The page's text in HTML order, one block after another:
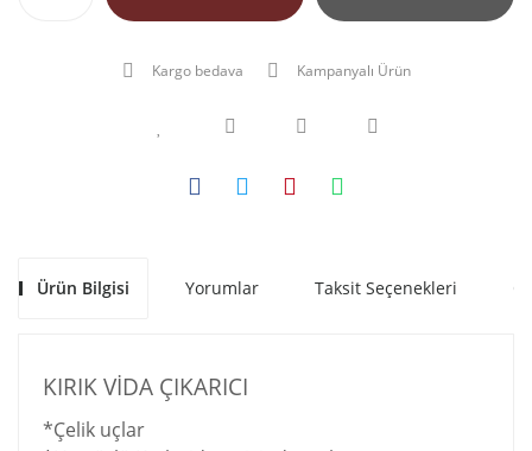
Kargo bedava Kampanyalı Ürün
Ürün Bilgisi Yorumlar Taksit Seçenekleri
KIRIK VİDA ÇIKARICI
*Çelik uçlar